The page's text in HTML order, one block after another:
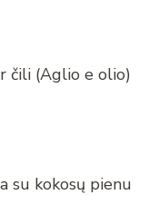
čili (Aglio e olio)
su kokosų pienu